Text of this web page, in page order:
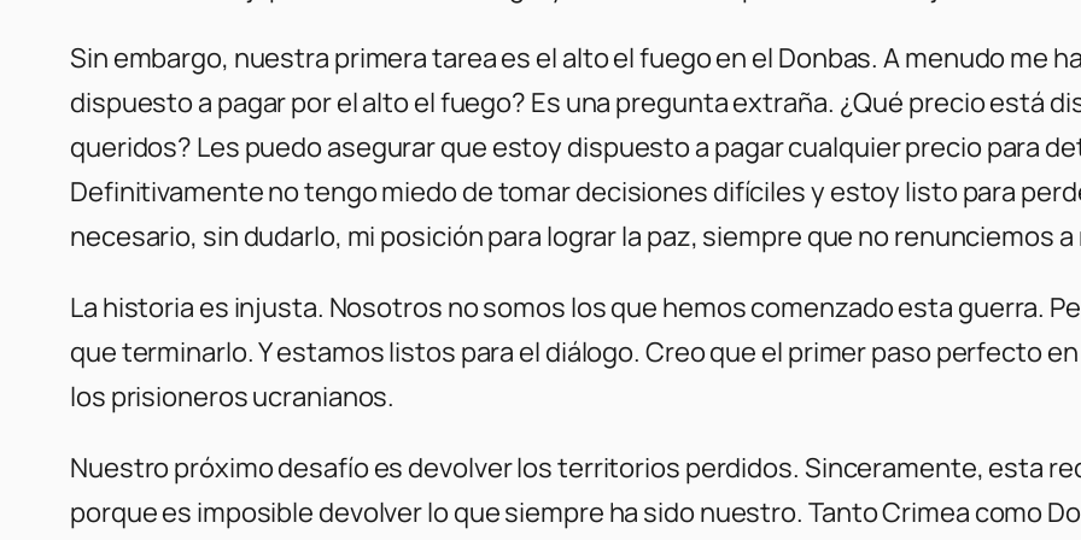
Sin embargo, nuestra primera tarea es el alto el fuego en el Donbas. A menudo me
dispuesto a pagar por el alto el fuego? Es una pregunta extraña. ¿Qué precio está
queridos? Les puedo asegurar que estoy dispuesto a pagar cualquier precio para
Definitivamente no tengo miedo de tomar decisiones difíciles y estoy listo para
necesario, sin dudarlo, mi posición para lograr la paz, siempre que no renunciemos
La historia es injusta. Nosotros no somos los que hemos comenzado esta guerra.
que terminarlo. Y estamos listos para el diálogo. Creo que el primer paso perfecto
los prisioneros ucranianos.
Nuestro próximo desafío es devolver los territorios perdidos. Sinceramente, esta
porque es imposible devolver lo que siempre ha sido nuestro. Tanto Crimea como